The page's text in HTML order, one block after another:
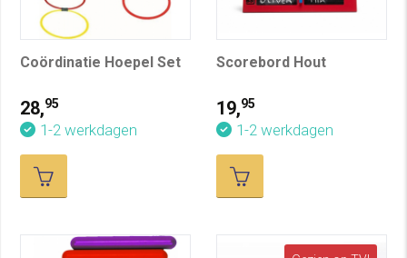
Coördinatie Hoepel Set
28,95
1-2 werkdagen
Scorebord Hout
19,95
1-2 werkdagen